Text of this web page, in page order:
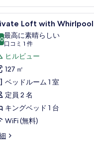
アイテム (無料)、セーフテ
6 Loft with Whirlpool
点中 10.0
最高に素晴らしい
口コミ 1 件
(口
コ
ミ
件)
ヒルビュー
127 ㎡
ベッドルーム 1 室
定員 2 名
キングベッド 1 台
WiFi (無料)